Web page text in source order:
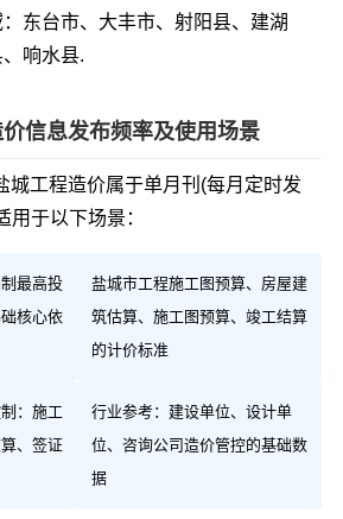
东台市、大丰市、射阳县、建湖
响水县.
信息发布频率及使用场景
城工程造价属于单月刊(每月定时发
用于以下场景：
最高投
核心依
盐城市工程施工图预算、房屋建
筑估算、施工图预算、竣工结算
的计价标准
：施工
、签证
行业参考：建设单位、设计单
位、咨询公司造价管控的基础数
据